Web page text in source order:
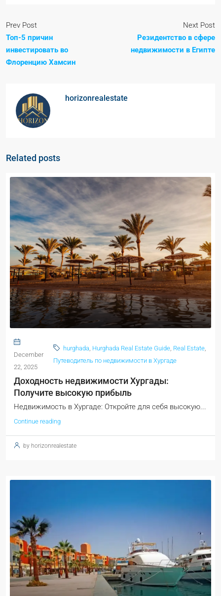
Prev Post
Топ-5 причин
инвестировать во
Флоренцию Хамсин
Next Post
Резидентство в сфере
недвижимости в Египте
horizonrealestate
Related posts
December
22, 2025
hurghada, Hurghada Real Estate Guide, Real Estate,
Путеводитель по недвижимости в Хургаде
Доходность недвижимости Хургады:
Получите высокую прибыль
Недвижимость в Хургаде: Откройте для себя высокую...
Continue reading
by horizonrealestate